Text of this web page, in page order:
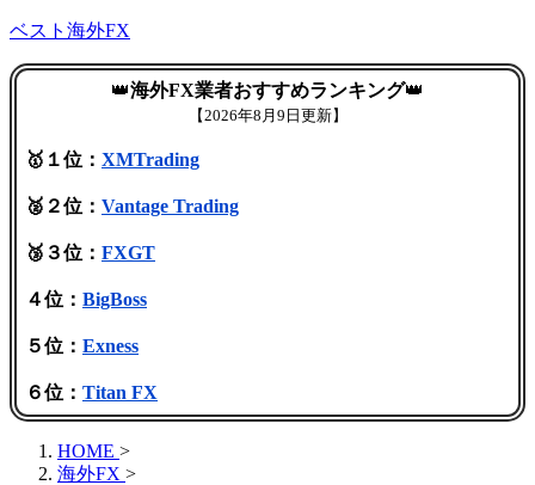
ベスト海外FX
👑海外FX業者おすすめランキング👑
【2026年8月9日更新】
🥇１位： XMTrading
🥈２位： Vantage Trading
🥉３位： FXGT
４位： BigBoss
５位： Exness
６位： Titan FX
HOME >
海外FX >